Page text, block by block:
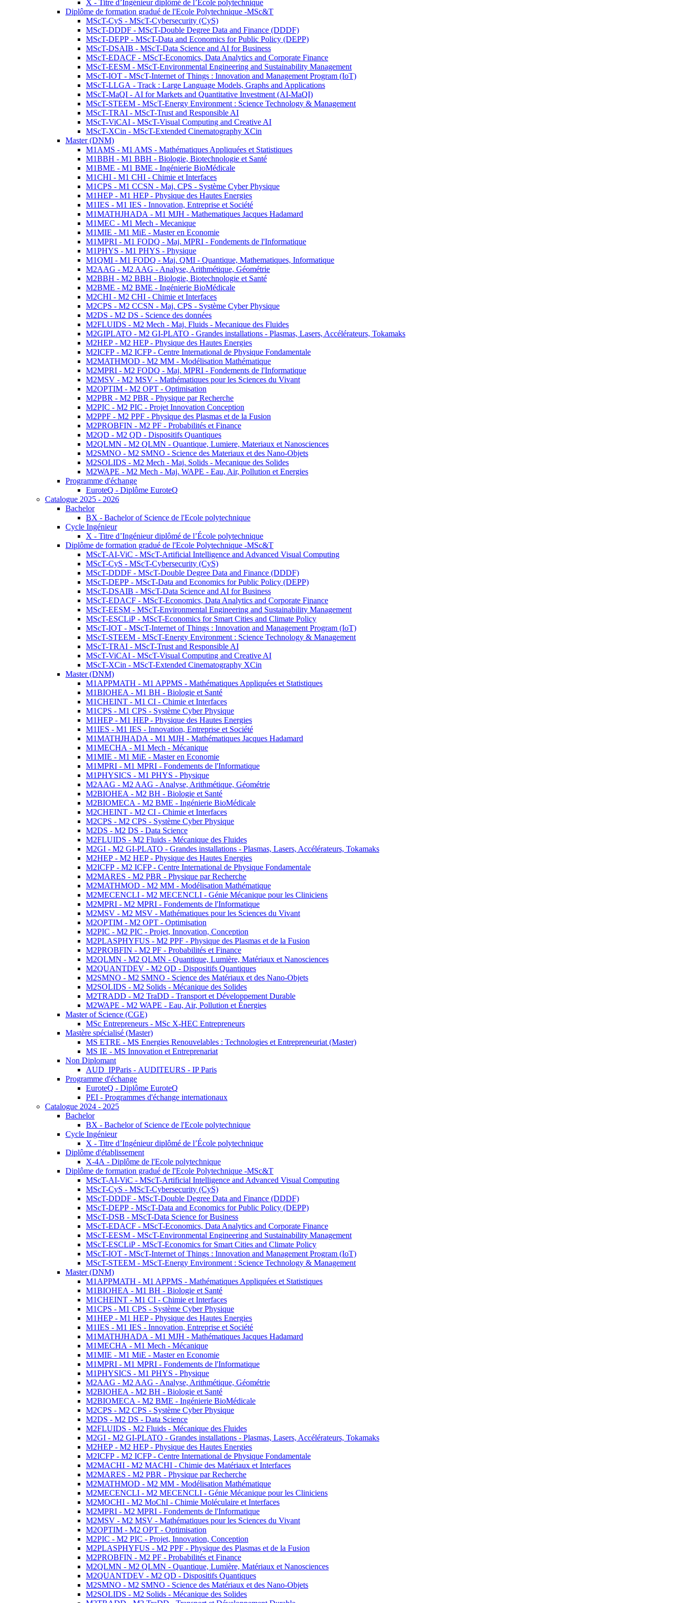
X - Titre d’Ingénieur diplômé de l’École polytechnique
Diplôme de formation gradué de l'Ecole Polytechnique -MSc&T
MScT-CyS - MScT-Cybersecurity (CyS)
MScT-DDDF - MScT-Double Degree Data and Finance (DDDF)
MScT-DEPP - MScT-Data and Economics for Public Policy (DEPP)
MScT-DSAIB - MScT-Data Science and AI for Business
MScT-EDACF - MScT-Economics, Data Analytics and Corporate Finance
MScT-EESM - MScT-Environmental Engineering and Sustainability Management
MScT-IOT - MScT-Internet of Things : Innovation and Management Program (IoT)
MScT-LLGA - Track : Large Language Models, Graphs and Applications
MScT-MaQI - AI for Markets and Quantitative Investment (AI-MaQI)
MScT-STEEM - MScT-Energy Environment : Science Technology & Management
MScT-TRAI - MScT-Trust and Responsible AI
MScT-ViCAI - MScT-Visual Computing and Creative AI
MScT-XCin - MScT-Extended Cinematography XCin
Master (DNM)
M1AMS - M1 AMS - Mathématiques Appliquées et Statistiques
M1BBH - M1 BBH - Biologie, Biotechnologie et Santé
M1BME - M1 BME - Ingénierie BioMédicale
M1CHI - M1 CHI - Chimie et Interfaces
M1CPS - M1 CCSN - Maj. CPS - Système Cyber Physique
M1HEP - M1 HEP - Physique des Hautes Energies
M1IES - M1 IES - Innovation, Entreprise et Société
M1MATHJHADA - M1 MJH - Mathematiques Jacques Hadamard
M1MEC - M1 Mech - Mecanique
M1MIE - M1 MiE - Master en Economie
M1MPRI - M1 FODQ - Maj. MPRI - Fondements de l'Informatique
M1PHYS - M1 PHYS - Physique
M1QMI - M1 FODQ - Maj. QMI - Quantique, Mathematiques, Informatique
M2AAG - M2 AAG - Analyse, Arithmétique, Géométrie
M2BBH - M2 BBH - Biologie, Biotechnologie et Santé
M2BME - M2 BME - Ingénierie BioMédicale
M2CHI - M2 CHI - Chimie et Interfaces
M2CPS - M2 CCSN - Maj. CPS - Système Cyber Physique
M2DS - M2 DS - Science des données
M2FLUIDS - M2 Mech - Maj. Fluids - Mecanique des Fluides
M2GIPLATO - M2 GI-PLATO - Grandes installations - Plasmas, Lasers, Accélérateurs, Tokamaks
M2HEP - M2 HEP - Physique des Hautes Energies
M2ICFP - M2 ICFP - Centre International de Physique Fondamentale
M2MATHMOD - M2 MM - Modélisation Mathématique
M2MPRI - M2 FODQ - Maj. MPRI - Fondements de l'Informatique
M2MSV - M2 MSV - Mathématiques pour les Sciences du Vivant
M2OPTIM - M2 OPT - Optimisation
M2PBR - M2 PBR - Physique par Recherche
M2PIC - M2 PIC - Projet Innovation Conception
M2PPF - M2 PPF - Physique des Plasmas et de la Fusion
M2PROBFIN - M2 PF - Probabilités et Finance
M2QD - M2 QD - Dispositifs Quantiques
M2QLMN - M2 QLMN - Quantique, Lumiere, Materiaux et Nanosciences
M2SMNO - M2 SMNO - Science des Materiaux et des Nano-Objets
M2SOLIDS - M2 Mech - Maj. Solids - Mecanique des Solides
M2WAPE - M2 Mech - Maj. WAPE - Eau, Air, Pollution et Energies
Programme d'échange
EuroteQ - Diplôme EuroteQ
Catalogue 2025 - 2026
Bachelor
BX - Bachelor of Science de l'Ecole polytechnique
Cycle Ingénieur
X - Titre d’Ingénieur diplômé de l’École polytechnique
Diplôme de formation gradué de l'Ecole Polytechnique -MSc&T
MScT-AI-ViC - MScT-Artificial Intelligence and Advanced Visual Computing
MScT-CyS - MScT-Cybersecurity (CyS)
MScT-DDDF - MScT-Double Degree Data and Finance (DDDF)
MScT-DEPP - MScT-Data and Economics for Public Policy (DEPP)
MScT-DSAIB - MScT-Data Science and AI for Business
MScT-EDACF - MScT-Economics, Data Analytics and Corporate Finance
MScT-EESM - MScT-Environmental Engineering and Sustainability Management
MScT-ESCLiP - MScT-Economics for Smart Cities and Climate Policy
MScT-IOT - MScT-Internet of Things : Innovation and Management Program (IoT)
MScT-STEEM - MScT-Energy Environment : Science Technology & Management
MScT-TRAI - MScT-Trust and Responsible AI
MScT-ViCAI - MScT-Visual Computing and Creative AI
MScT-XCin - MScT-Extended Cinematography XCin
Master (DNM)
M1APPMATH - M1 APPMS - Mathématiques Appliquées et Statistiques
M1BIOHEA - M1 BH - Biologie et Santé
M1CHEINT - M1 CI - Chimie et Interfaces
M1CPS - M1 CPS - Système Cyber Physique
M1HEP - M1 HEP - Physique des Hautes Energies
M1IES - M1 IES - Innovation, Entreprise et Société
M1MATHJHADA - M1 MJH - Mathématiques Jacques Hadamard
M1MECHA - M1 Mech - Mécanique
M1MIE - M1 MiE - Master en Economie
M1MPRI - M1 MPRI - Fondements de l'Informatique
M1PHYSICS - M1 PHYS - Physique
M2AAG - M2 AAG - Analyse, Arithmétique, Géométrie
M2BIOHEA - M2 BH - Biologie et Santé
M2BIOMECA - M2 BME - Ingénierie BioMédicale
M2CHEINT - M2 CI - Chimie et Interfaces
M2CPS - M2 CPS - Système Cyber Physique
M2DS - M2 DS - Data Science
M2FLUIDS - M2 Fluids - Mécanique des Fluides
M2GI - M2 GI-PLATO - Grandes installations - Plasmas, Lasers, Accélérateurs, Tokamaks
M2HEP - M2 HEP - Physique des Hautes Energies
M2ICFP - M2 ICFP - Centre International de Physique Fondamentale
M2MARES - M2 PBR - Physique par Recherche
M2MATHMOD - M2 MM - Modélisation Mathématique
M2MECENCLI - M2 MECENCLI - Génie Mécanique pour les Cliniciens
M2MPRI - M2 MPRI - Fondements de l'Informatique
M2MSV - M2 MSV - Mathématiques pour les Sciences du Vivant
M2OPTIM - M2 OPT - Optimisation
M2PIC - M2 PIC - Projet, Innovation, Conception
M2PLASPHYFUS - M2 PPF - Physique des Plasmas et de la Fusion
M2PROBFIN - M2 PF - Probabilités et Finance
M2QLMN - M2 QLMN - Quantique, Lumière, Matériaux et Nanosciences
M2QUANTDEV - M2 QD - Dispositifs Quantiques
M2SMNO - M2 SMNO - Science des Matériaux et des Nano-Objets
M2SOLIDS - M2 Solids - Mécanique des Solides
M2TRADD - M2 TraDD - Transport et Développement Durable
M2WAPE - M2 WAPE - Eau, Air, Pollution et Énergies
Master of Science (CGE)
MSc Entrepreneurs - MSc X-HEC Entrepreneurs
Mastère spécialisé (Master)
MS ETRE - MS Energies Renouvelables : Technologies et Entrepreneuriat (Master)
MS IE - MS Innovation et Entreprenariat
Non Diplomant
AUD_IPParis - AUDITEURS - IP Paris
Programme d'échange
EuroteQ - Diplôme EuroteQ
PEI - Programmes d'échange internationaux
Catalogue 2024 - 2025
Bachelor
BX - Bachelor of Science de l'Ecole polytechnique
Cycle Ingénieur
X - Titre d’Ingénieur diplômé de l’École polytechnique
Diplôme d'établissement
X-4A - Diplôme de l'Ecole polytechnique
Diplôme de formation gradué de l'Ecole Polytechnique -MSc&T
MScT-AI-ViC - MScT-Artificial Intelligence and Advanced Visual Computing
MScT-CyS - MScT-Cybersecurity (CyS)
MScT-DDDF - MScT-Double Degree Data and Finance (DDDF)
MScT-DEPP - MScT-Data and Economics for Public Policy (DEPP)
MScT-DSB - MScT-Data Science for Business
MScT-EDACF - MScT-Economics, Data Analytics and Corporate Finance
MScT-EESM - MScT-Environmental Engineering and Sustainability Management
MScT-ESCLiP - MScT-Economics for Smart Cities and Climate Policy
MScT-IOT - MScT-Internet of Things : Innovation and Management Program (IoT)
MScT-STEEM - MScT-Energy Environment : Science Technology & Management
Master (DNM)
M1APPMATH - M1 APPMS - Mathématiques Appliquées et Statistiques
M1BIOHEA - M1 BH - Biologie et Santé
M1CHEINT - M1 CI - Chimie et Interfaces
M1CPS - M1 CPS - Système Cyber Physique
M1HEP - M1 HEP - Physique des Hautes Energies
M1IES - M1 IES - Innovation, Entreprise et Société
M1MATHJHADA - M1 MJH - Mathématiques Jacques Hadamard
M1MECHA - M1 Mech - Mécanique
M1MIE - M1 MiE - Master en Economie
M1MPRI - M1 MPRI - Fondements de l'Informatique
M1PHYSICS - M1 PHYS - Physique
M2AAG - M2 AAG - Analyse, Arithmétique, Géométrie
M2BIOHEA - M2 BH - Biologie et Santé
M2BIOMECA - M2 BME - Ingénierie BioMédicale
M2CPS - M2 CPS - Système Cyber Physique
M2DS - M2 DS - Data Science
M2FLUIDS - M2 Fluids - Mécanique des Fluides
M2GI - M2 GI-PLATO - Grandes installations - Plasmas, Lasers, Accélérateurs, Tokamaks
M2HEP - M2 HEP - Physique des Hautes Energies
M2ICFP - M2 ICFP - Centre International de Physique Fondamentale
M2MACHI - M2 MACHI - Chimie des Matériaux et Interfaces
M2MARES - M2 PBR - Physique par Recherche
M2MATHMOD - M2 MM - Modélisation Mathématique
M2MECENCLI - M2 MECENCLI - Génie Mécanique pour les Cliniciens
M2MOCHI - M2 MoChI - Chimie Moléculaire et Interfaces
M2MPRI - M2 MPRI - Fondements de l'Informatique
M2MSV - M2 MSV - Mathématiques pour les Sciences du Vivant
M2OPTIM - M2 OPT - Optimisation
M2PIC - M2 PIC - Projet, Innovation, Conception
M2PLASPHYFUS - M2 PPF - Physique des Plasmas et de la Fusion
M2PROBFIN - M2 PF - Probabilités et Finance
M2QLMN - M2 QLMN - Quantique, Lumière, Matériaux et Nanosciences
M2QUANTDEV - M2 QD - Dispositifs Quantiques
M2SMNO - M2 SMNO - Science des Matériaux et des Nano-Objets
M2SOLIDS - M2 Solids - Mécanique des Solides